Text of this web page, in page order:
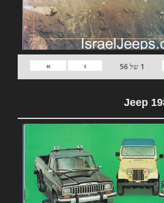
1 של56
›
»